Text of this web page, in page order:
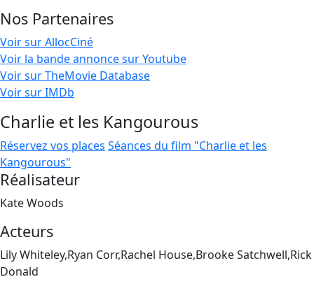
Nos Partenaires
Voir sur AllocCiné
Voir la bande annonce sur Youtube
Voir sur TheMovie Database
Voir sur IMDb
Charlie et les Kangourous
Réservez vos places Séances du film "Charlie et les
Kangourous"
Réalisateur
Kate Woods
Acteurs
Lily Whiteley,Ryan Corr,Rachel House,Brooke Satchwell,Rick
Donald